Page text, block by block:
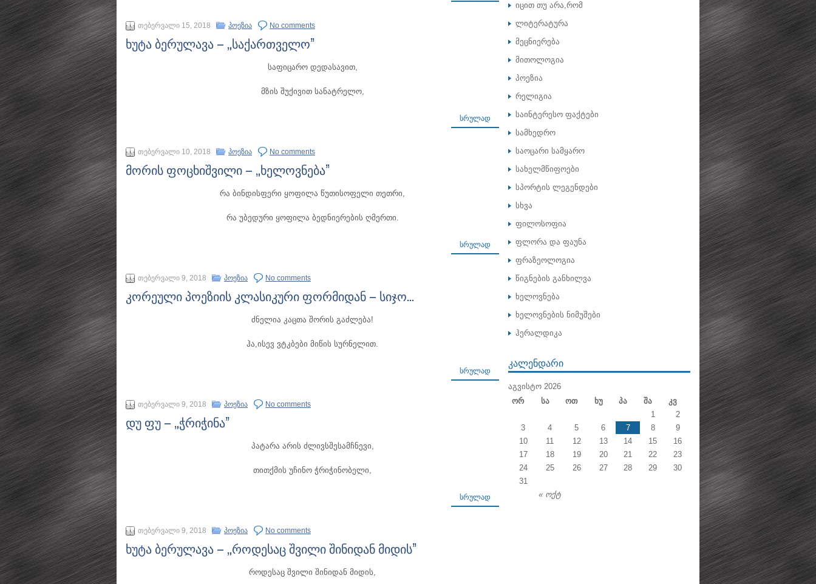
თებერვალი 15, 2018 პოეზია No comments
ხუტა ბერულავა – „საქართველო”
საფიცარო დედასავით,
მზის შუქივით სანატრელო,
ᲡᲠᲣᲚᲐᲓ
თებერვალი 10, 2018 პოეზია No comments
მორის ფოცხიშვილი – „ხელოვნება”
რა ბინდისფერი ყოფილა წუთისოფელი თეთრი,
რა უბედური ყოფილა ბედნიერების ღმერთი.
ᲡᲠᲣᲚᲐᲓ
თებერვალი 9, 2018 პოეზია No comments
კორეული პოეზიის კლასიკური ფორმიდან – სიჯო…
ძნელია კაცთა შორის გაძლება!
ჰა,ისევ ვტკბები მიწის სურნელით.
ᲡᲠᲣᲚᲐᲓ
თებერვალი 9, 2018 პოეზია No comments
დუ ფუ – „ჭრიჭინა”
პატარა არის ძლივსშესამჩნევი,
თითქმის უჩინო ჭრიჭინობელი,
ᲡᲠᲣᲚᲐᲓ
თებერვალი 9, 2018 პოეზია No comments
ხუტა ბერულავა – „როდესაც შვილი შინიდან მიდის”
როდესაც შვილი შინიდან მიდის,
იცით თუ არა,რომ
ლიტერატურა
მეცნიერება
მითოლოგია
პოეზია
რელიგია
საინტერესო ფაქტები
სამხედრო
საოცარი სამყარო
სახელმწიფოები
სპორტის ლეგენდები
სხვა
ფილოსოფია
ფლორა და ფაუნა
ფრაზეოლოგია
წიგნების განხილვა
ხელოვნება
ხელოვნების ნიმუშები
ჰერალდიკა
ᲙᲐᲚᲔᲜᲓᲐᲠᲘ
ᲐᲒᲕᲘᲡᲢᲝ 2026
Ორ
Სა Ოთ Ხუ Პა Შა Კვ
« ოქტ
1
2
3
4 5 6 7 8
9
10
11 12 13 14 15
16
17
18 19 20 21 22
23
24
25 26 27 28 29
30
31